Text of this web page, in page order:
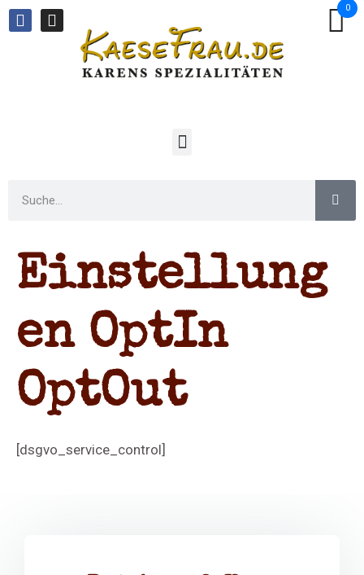
0
Einstellung
en OptIn
OptOut
[dsgvo_service_control]